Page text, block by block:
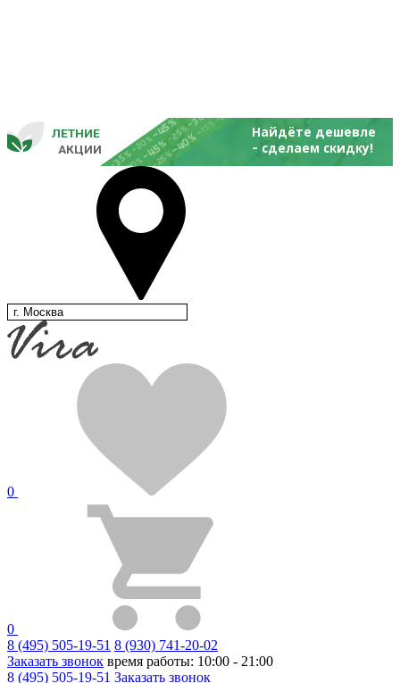
-20%
-25%
-45%
-35%-20%
-25%
-45%
-30%
-15%
-20%
-25%
-40%
АКЦИИ
ЛЕТНИЕ Найдёте дешевле
- сделаем
г. Москва
0
0
8 (495) 505-19-51 8 (930) 741-20-02
Заказать звонок время работы: 10:00 - 21:00
8 (495) 505-19-51 Заказать звонок